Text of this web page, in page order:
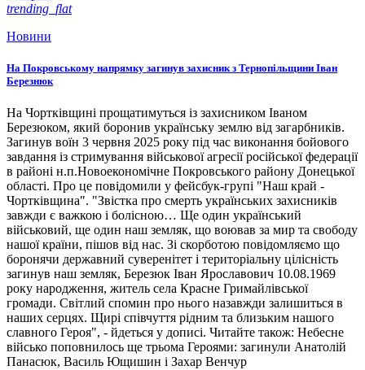
trending_flat
Новини
На Покровському напрямку загинув захисник з Тернопільщини Іван
Березнюк
На Чортківщині прощатимуться із захисником Іваном
Березюком, який боронив українську землю від загарбників.
Загинув воїн 3 червня 2025 року під час виконання бойового
завдання із стримування військової агресії російської федерації
в районі н.п.Новоекономічне Покровського району Донецької
області. Про це повідомили у фейсбук-групі "Наш край -
Чортківщина". "Звістка про смерть українських захисників
завжди є важкою і болісною… Ще один український
військовий, ще один наш земляк, що воював за мир та свободу
нашої країни, пішов від нас. Зі скорботою повідомляємо що
боронячи державний суверенітет і територіальну цілісність
загинув наш земляк, Березюк Іван Ярославович 10.08.1969
року народження, житель села Красне Гримайлівської
громади. Світлий спомин про нього назавжди залишиться в
наших серцях. Щирі співчуття рідним та близьким нашого
славного Героя", - йдеться у дописі. Читайте також: Небесне
військо поповнилось ще трьома Героями: загинули Анатолій
Панасюк, Василь Ющишин і Захар Венчур